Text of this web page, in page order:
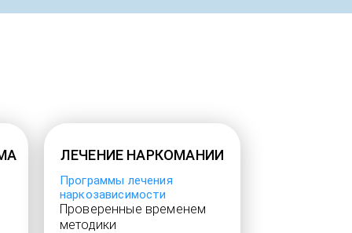
ЛЕЧЕНИЕ НАРКОМАНИИ
Программы лечения
наркозависимости
Проверенные временем
методики